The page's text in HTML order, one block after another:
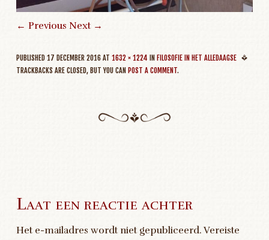
← Previous Next →
PUBLISHED 17 DECEMBER 2016AT 1632 × 1224 IN FILOSOFIE IN HET ALLEDAAGSE
TRACKBACKS ARE CLOSED, BUT YOU CAN POST A COMMENT.
Laat een reactie achter
Het e-mailadres wordt niet gepubliceerd.Vereiste